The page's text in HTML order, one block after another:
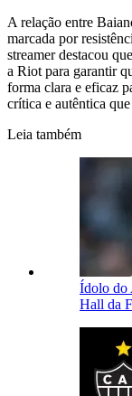
A relação entre
marcada por
streamer destacou
a Riot para garantir
forma clara e eficaz
crítica e autêntica
Leia também
Ídolo do
Hall da